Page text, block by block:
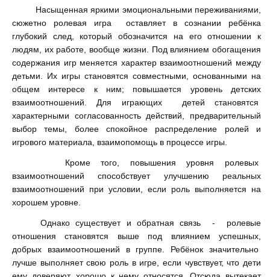
Насыщенная яркими эмоциональными переживаниями,
сюжетно ролевая игра оставляет в сознании ребёнка
глубокий след, который обозначится на его отношении к
людям, их работе, вообще жизни. Под влиянием обогащения
содержания игр меняется характер взаимоотношений между
детьми. Их игры становятся совместными, основанными на
общем интересе к ним; повышается уровень детских
взаимоотношений. Для играющих детей становятся
характерными согласованность действий, предварительный
выбор темы, более спокойное распределение ролей и
игрового материала, взаимопомощь в процессе игры.
Кроме того, повышения уровня ролевых
взаимоотношений способствует улучшению реальных
взаимоотношений при условии, если роль выполняется на
хорошем уровне.
Однако существует и обратная связь - ролевые
отношения становятся выше под влиянием успешных,
добрых взаимоотношений в группе. Ребёнок значительно
лучше выполняет свою роль в игре, если чувствует, что дети